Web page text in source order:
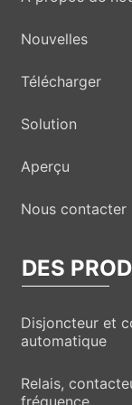
Nouvelles
Télécharger
Solution
Aperçu
Nous contacter
DES
Disjoncteur et
automatique
Relais,